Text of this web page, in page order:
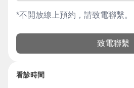
看診時間
*不開放線上預約，請致電聯繫。
致電聯繫